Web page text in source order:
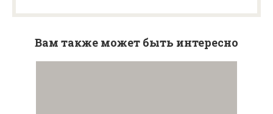
Вам также может быть интересно